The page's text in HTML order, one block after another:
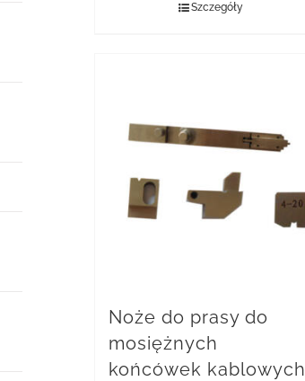
Szczegóły
Noże do prasy do
mosiężnych
końcówek kablowych